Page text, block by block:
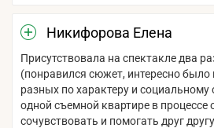
Никифорова Елена
Присутствовала на спектакле два
(понравился сюжет, интересно
разных по характеру и
одной съемной квартире в
сочувствовать и помогать друг